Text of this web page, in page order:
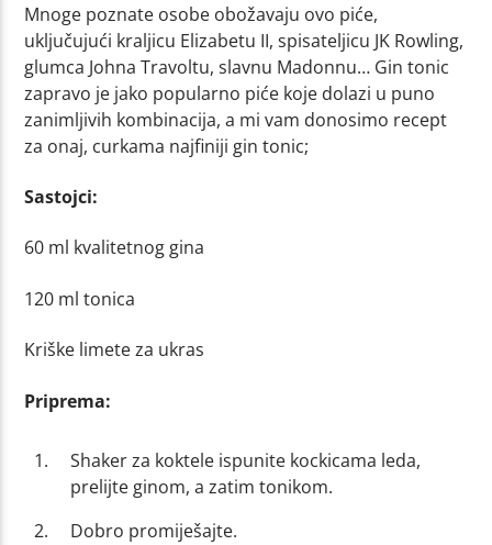
Mnoge poznate osobe obožavaju ovo piće,
uključujući kraljicu Elizabetu II, spisateljicu JK Rowling,
glumca Johna Travoltu, slavnu Madonnu… Gin tonic
zapravo je jako popularno piće koje dolazi u puno
zanimljivih kombinacija, a mi vam donosimo recept
za onaj, curkama najfiniji gin tonic;
Sastojci:
60 ml kvalitetnog gina
120 ml tonica
Kriške limete za ukras
Priprema:
Shaker za koktele ispunite kockicama leda,
prelijte ginom, a zatim tonikom.
Dobro promiješajte.